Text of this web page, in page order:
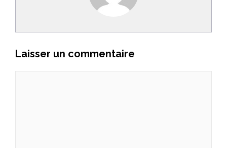
Laisser un commentaire